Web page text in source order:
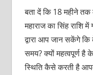
बता दें कि 18 महीने
महाराज का सिंह राशि
द्वारा आप जान सकेंगे
समय? क्यों महत्वपूर्ण
स्थिति कैसे करती है